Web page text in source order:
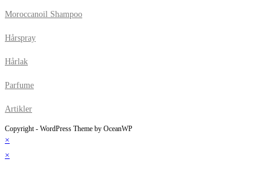
Moroccanoil Shampoo
Hårspray
Hårlak
Parfume
Artikler
Copyright - WordPress Theme by OceanWP
×
×